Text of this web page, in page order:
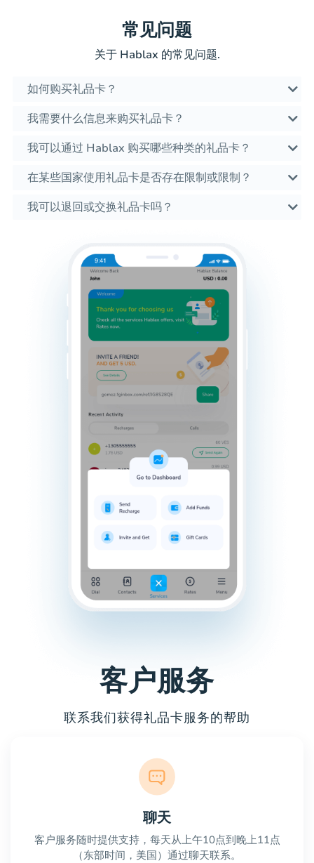
常见问题
关于 Hablax 的常见问题.
如何购买礼品卡？
我需要什么信息来购买礼品卡？
我可以通过 Hablax 购买哪些种类的礼品卡？
在某些国家使用礼品卡是否存在限制或限制？
我可以退回或交换礼品卡吗？
客户服务
联系我们获得礼品卡服务的帮助
聊天
客户服务随时提供支持，每天从上午10点到晚上11点
（东部时间，美国）通过聊天联系。